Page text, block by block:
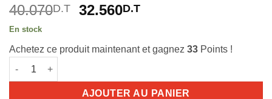
sur 5
basé
sur
client
40.070D.T
Le
était :
32.560D.TLe
est :
En stock
Achetez ce produit maintenant et gagnez 33 Points !
quantité de vitavea magnésium vitamine b1 b2 b6
AJOUTER AU PANIER